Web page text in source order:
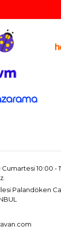
10:00 -
Palandöken